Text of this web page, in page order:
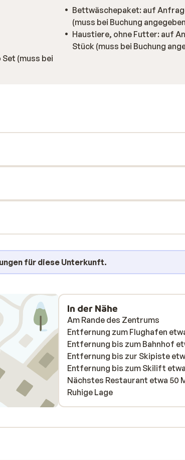
(muss bei
Bettwäschepaket: auf
(muss bei Buchung
Haustiere, ohne Futter: auf
Stück (muss bei Buchung
für diese Unterkunft.
In der Nähe
Am Rande des Zentrums
Entfernung zum Flughafen
Entfernung bis zum Bahnhof
Entfernung bis zur Skipiste
Entfernung bis zum Skilift
Nächstes Restaurant etwa 50
Ruhige Lage